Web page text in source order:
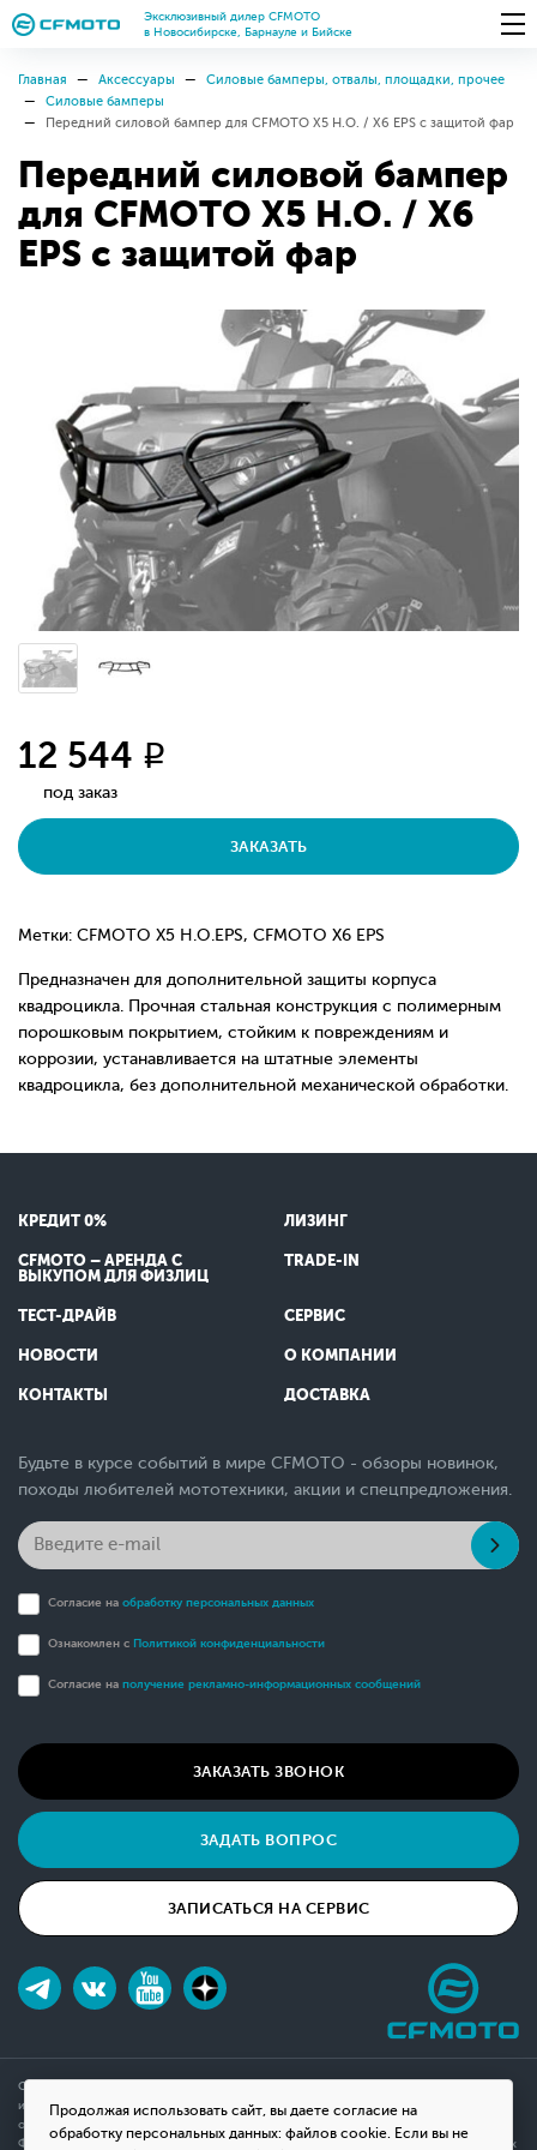
Продолжая использовать сайт, вы даете согласие на
обработку персональных данных: файлов cookie. Если вы не
Эксклюзивный дилер CFMOTO
в Новосибирске, Барнауле и Бийске
Главная Аксессуары
Силовые бамперы, отвалы, площадки, прочее
Силовые бамперы
Передний силовой бампер для CFMOTO X5 H.O. / X6 EPS с защитой фар
Передний силовой бампер
для CFMOTO X5 H.O. / X6
EPS с защитой фар
12 544 q
под заказ
ЗАКАЗАТЬ
Метки: CFMOTO X5 H.O.EPS, CFMOTO X6 EPS
Предназначен для дополнительной защиты корпуса
квадроцикла. Прочная стальная конструкция с полимерным
порошковым покрытием, стойким к повреждениям и
коррозии, устанавливается на штатные элементы
квадроцикла, без дополнительной механической обработки.
КРЕДИТ 0% ЛИЗИНГ
CFMOTO – АРЕНДА С
ВЫКУПОМ ДЛЯ ФИЗЛИЦ
TRADE-IN
ТЕСТ-ДРАЙВ СЕРВИС
НОВОСТИ О КОМПАНИИ
КОНТАКТЫ ДОСТАВКА
Будьте в курсе событий в мире CFMOTO - обзоры новинок,
походы любителей мототехники, акции и спецпредложения.
Согласие на обработку персональных данных
Ознакомлен с Политикой конфиденциальности
Согласие на получение рекламно-информационных сообщений
ЗАКАЗАТЬ ЗВОНОК
ЗАДАТЬ ВОПРОС
ЗАПИСАТЬСЯ НА СЕРВИС
Обращаем ваше внимание на то, что данный интернет-сайт носит исключительно
информационный характер и ни при каких условиях не является публичной офертой,
определяемой положениями Статьи 437(2) Гражданского кодекса Российской
Федерации. Для получения подробной информации о наличии и стоимости указанных